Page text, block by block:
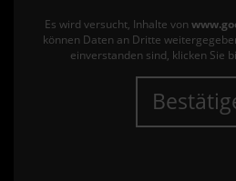
Es wird versucht, Inhalte von
können Daten an Dritte
einverstanden sind, klicken Sie